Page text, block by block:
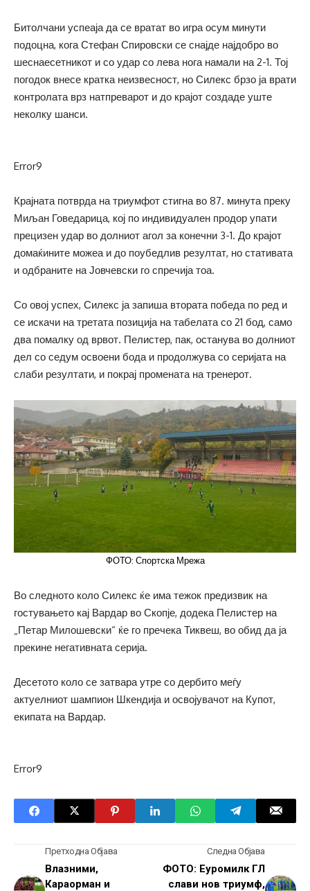
Битолчани успеаја да се вратат во игра осум минути
подоцна, кога Стефан Спировски се снајде најдобро во
шеснаесетникот и со удар со лева нога намали на 2-1. Тој
погодок внесе кратка неизвесност, но Силекс брзо ја врати
контролата врз натпреварот и до крајот создаде уште
неколку шанси.
Error9
Крајната потврда на триумфот стигна во 87. минута преку
Миљан Говедарица, кој по индивидуален продор упати
прецизен удар во долниот агол за конечни 3-1. До крајот
домаќините можеа и до поубедлив резултат, но стативата
и одбраните на Јовчевски го спречија тоа.
Со овој успех, Силекс ја запиша втората победа по ред и
се искачи на третата позиција на табелата со 21 бод, само
два помалку од врвот. Пелистер, пак, останува во долниот
дел со седум освоени бода и продолжува со серијата на
слаби резултати, и покрај промената на тренерот.
ФОТО: Спортска Мрежа
Во следното коло Силекс ќе има тежок предизвик на
гостувањето кај Вардар во Скопје, додека Пелистер на
„Петар Милошевски“ ќе го пречека Тиквеш, во обид да ја
прекине негативната серија.
Десетото коло се затвара утре со дербито меѓу
актуелниот шампион Шкендија и освојувачот на Купот,
екипата на Вардар.
Error9
Претходна Објава
Влазними,
Караорман и
Следна Објава
ФОТО: Еуромилк ГЛ
слави нов триумф,